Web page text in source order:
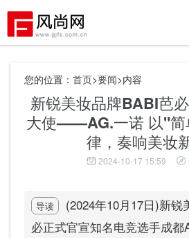
您的位置： 首页>要闻>内容
新锐美妆品牌BABI芭
大使——AG.一诺 以"简
律，奏响美妆
2024-10-17 15:59
导读
(2024年10月17日)新锐
必正式官宣知名电竞选手成都